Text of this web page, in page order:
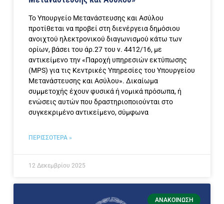
Το Υπουργείο Μετανάστευσης και Ασύλου
προτίθεται να προβεί στη διενέργεια δημόσιου
ανοιχτού ηλεκτρονικού διαγωνισμού κάτω των
ορίων, βάσει του άρ.27 του ν. 4412/16, με
αντικείμενο την «Παροχή υπηρεσιών εκτύπωσης
(MPS) για τις Κεντρικές Υπηρεσίες του Υπουργείου
Μετανάστευσης και Ασύλου». Δικαίωμα
συμμετοχής έχουν φυσικά ή νομικά πρόσωπα, ή
ενώσεις αυτών που δραστηριοποιούνται στο
συγκεκριμένο αντικείμενο, σύμφωνα
ΠΕΡΙΣΣΟΤΕΡΑ »
12 Δεκεμβρίου 2025
ΑΝΑΚΟΊΝΩΣΗ